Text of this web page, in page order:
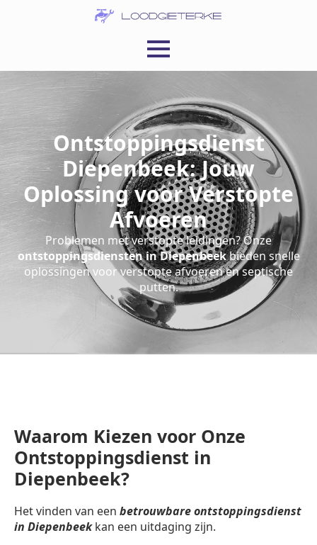
Ontstoppingsdienst
Diepenbeek: Jouw
Oplossing voor Verstopte
Afvoeren
Problemen met verstopte leidingen? Onze
ontstoppingsdiensten in Diepenbeekbieden snelle
oplossingen voor verstopte afvoeren en septische
putten.
Waarom Kiezen voor Onze
Ontstoppingsdienst in
Diepenbeek?
Het vinden van een betrouwbare ontstoppingsdienst
in Diepenbeekkan een uitdaging zijn.